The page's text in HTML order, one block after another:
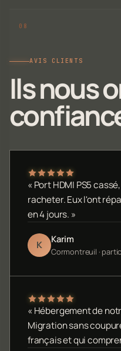
AVIS CLIENTS
Ils nous
« Port HDMI PS5
racheter. Eux l'ont
en 4 jours. »
K Karim
Cormontreuil ·
« Hébergement de
Migration sans
français et qui